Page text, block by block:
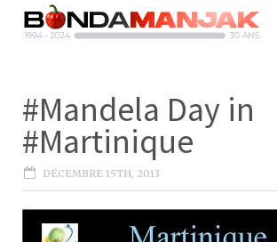
#Mandela Day in
#Martinique
DÉCEMBRE 15TH, 2013